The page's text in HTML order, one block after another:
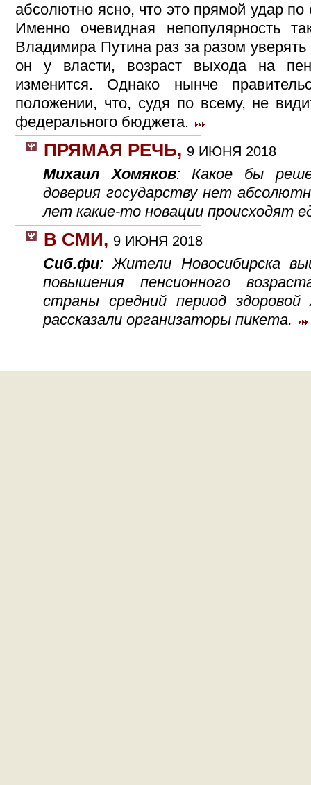
абсолютно ясно, что это прямой удар
Именно очевидная непопулярность
Владимира Путина раз за разом
он у власти, возраст выхода на
изменится. Однако нынче
положении, что, судя по всему, не
федерального бюджета.
ПРЯМАЯ РЕЧЬ, 9 ИЮНЯ 2018
Михаил Хомяков: Какое бы
доверия государству нет
лет какие-то новации происходят
В СМИ, 9 ИЮНЯ 2018
Сиб.фи: Жители Новосибирска
повышения пенсионного
страны средний период
рассказали организаторы пикета.